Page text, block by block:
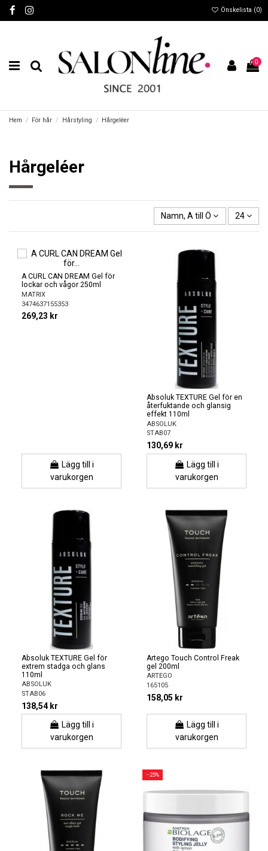
Önskelista (0)
0
Hem För hår Hårstyling Hårgeléer
Hårgeléer
Namn, A till Ö 24
A CURL CAN DREAM Gel för
lockar och vågor 250ml
MATRIX
3474637155353
269,23 kr
Lägg till i
varukorgen
Absoluk TEXTURE Gel för en
återfuktande och glansig
effekt 110ml
ABSOLUK
STAB07
130,69 kr
Lägg till i
varukorgen
Absoluk TEXTURE Gel för
extrem stadga och glans
110ml
ABSOLUK
STAB06
138,54 kr
Lägg till i
varukorgen
Artego Touch Control Freak
gel 200ml
ARTEGO
165105
158,05 kr
Lägg till i
varukorgen
−25%